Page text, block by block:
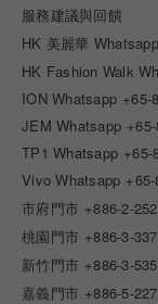
服務建議與回饋
HK 美麗華 Whatsapp
HK Fashion Walk
ION Whatsapp +65-
JEM Whatsapp
TP1 Whatsapp +65-
Vivo Whatsapp
市府門市 +886-2-
桃園門市 +886-3-
新竹門市 +886-3-
嘉義門市 +886-5-